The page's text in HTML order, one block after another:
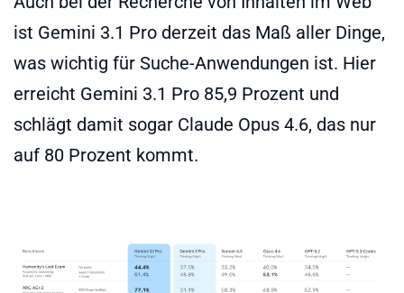
ist Gemini 3.1 Pro derzeit das Maß aller Dinge,
was wichtig für Suche-Anwendungen ist. Hier
erreicht Gemini 3.1 Pro 85,9 Prozent und
schlägt damit sogar Claude Opus 4.6, das nur
auf 80 Prozent kommt.